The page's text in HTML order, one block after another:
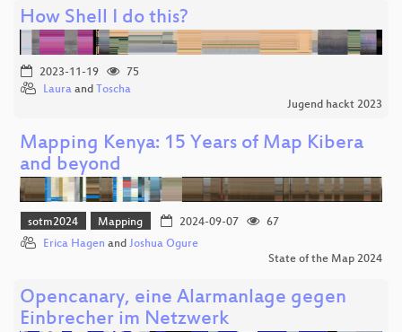
How Shell I do this?
2023-11-19
75
Laura and Toscha
Jugend hackt 2023
Mapping Kenya: 15 Years of Map Kibera
and beyond
sotm2024 Mapping 2024-09-07
67
Erica Hagen and Joshua Ogure
State of the Map 2024
Opencanary, eine Alarmanlage gegen
Einbrecher im Netzwerk